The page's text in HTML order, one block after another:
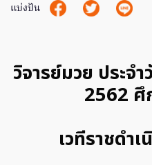
แบ่งปัน
วิจารย์มวย ประ
2562 ศึ
เวทีราชดำเ